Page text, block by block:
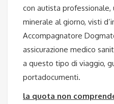
con autista
minerale al giorno, visti
Accompagnatore
assicurazione medico
a questo tipo di viaggio,
portadocumenti.
la quota non